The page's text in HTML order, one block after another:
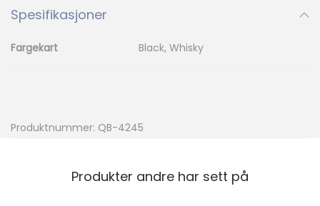
Spesifikasjoner
Fargekart Black, Whisky
Produktnummer: QB-4245
Produkter andre har sett på